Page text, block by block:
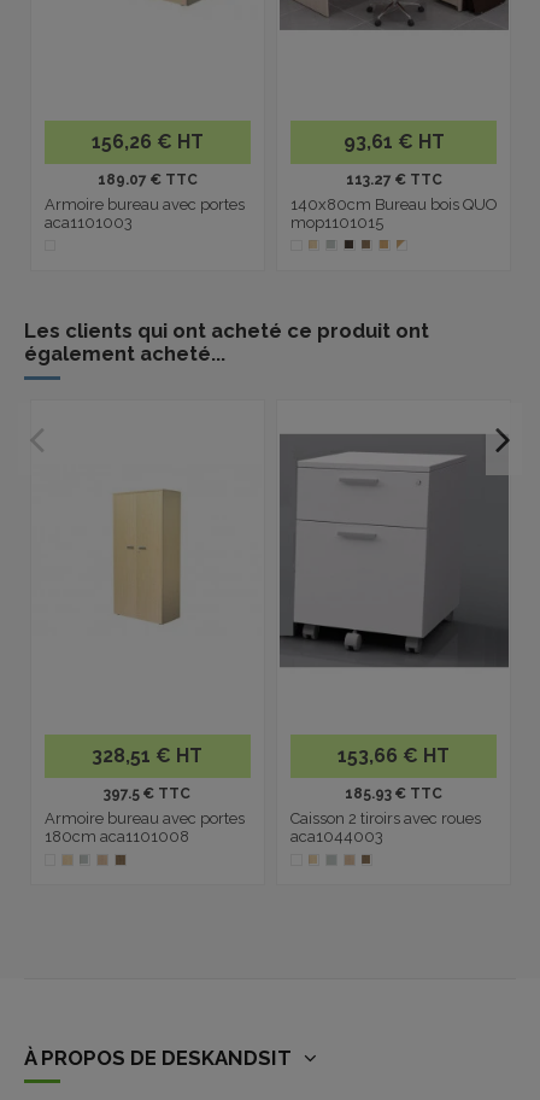
156,26 € HT
189.07 € TTC
Armoire bureau avec portes
aca1101003
93,61 € HT
113.27 € TTC
140x80cm Bureau bois QUO
mop1101015
Les clients qui ont acheté ce produit ont
également acheté...
328,51 € HT
397.5 € TTC
Armoire bureau avec portes
180cm aca1101008
153,66 € HT
185.93 € TTC
Caisson 2 tiroirs avec roues
aca1044003
À PROPOS DE DESKANDSIT